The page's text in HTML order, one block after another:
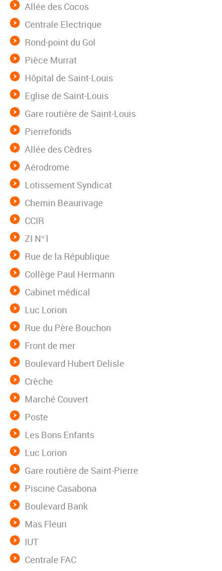
Allée des Cocos
Centrale Electrique
Rond-point du Gol
Pièce Murrat
Hôpital de Saint-Louis
Eglise de Saint-Louis
Gare routière de Saint-Louis
Pierrefonds
Allée des Cèdres
Aérodrome
Lotissement Syndicat
Chemin Beaurivage
CCIR
ZI N°1
Rue de la République
Collège Paul Hermann
Cabinet médical
Luc Lorion
Rue du Père Bouchon
Front de mer
Boulevard Hubert Delisle
Crèche
Marché Couvert
Poste
Les Bons Enfants
Luc Lorion
Gare routière de Saint-Pierre
Piscine Casabona
Boulevard Bank
Mas Fleuri
IUT
Centrale FAC